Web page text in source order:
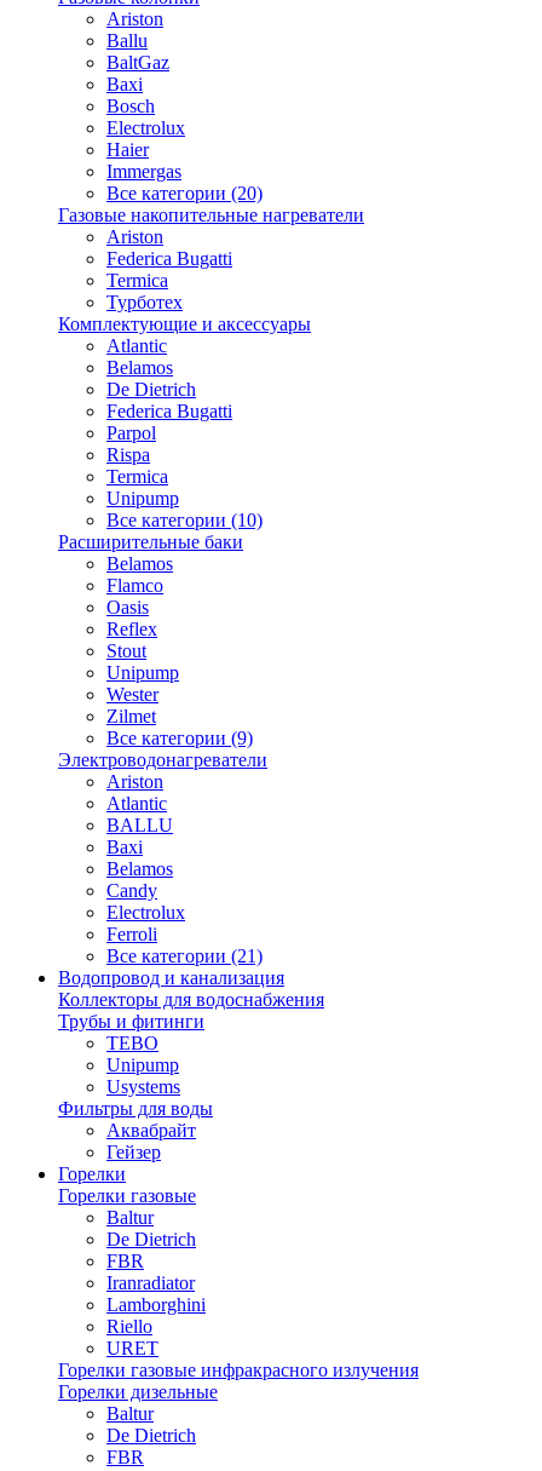
Ariston
Ballu
BaltGaz
Baxi
Bosсh
Electrolux
Haier
Immergas
Все категории (20)
Газовые накопительные нагреватели
Ariston
Federica Bugatti
Termica
Турботех
Комплектующие и аксессуары
Atlantic
Belamos
De Dietrich
Federica Bugatti
Parpol
Rispa
Termica
Unipump
Все категории (10)
Расширительные баки
Belamos
Flamco
Oasis
Reflex
Stout
Unipump
Wester
Zilmet
Все категории (9)
Электроводонагреватели
Ariston
Atlantic
BALLU
Baxi
Belamos
Candy
Electrolux
Ferroli
Все категории (21)
Водопровод и канализация
Коллекторы для водоснабжения
Трубы и фитинги
TEBO
Unipump
Usystems
Фильтры для воды
Аквабрайт
Гейзер
Горелки
Горелки газовые
Baltur
De Dietrich
FBR
Iranradiator
Lamborghini
Riello
URET
Горелки газовые инфракрасного излучения
Горелки дизельные
Baltur
De Dietrich
FBR